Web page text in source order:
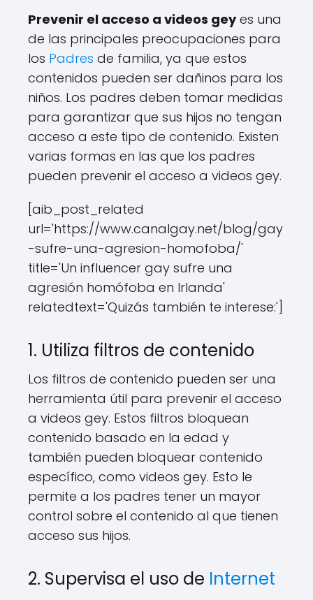
Prevenir el acceso a videos geyes una
de las principales preocupaciones para
los Padres de familia, ya que estos
contenidos pueden ser dañinos para los
niños. Los padres deben tomar medidas
para garantizar que sus hijos no tengan
acceso a este tipo de contenido. Existen
varias formas en las que los padres
pueden prevenir el acceso a videos gey.
[aib_post_related
url='https://www.canalgay.net/blog/gay
-sufre-una-agresion-homofoba/'
title='Un influencer gay sufre una
agresión homófoba en Irlanda'
relatedtext='Quizás también te interese:']
1. Utiliza filtros de contenido
Los filtros de contenido pueden ser una
herramienta útil para prevenir el acceso
a videos gey. Estos filtros bloquean
contenido basado en la edad y
también pueden bloquear contenido
específico, como videos gey. Esto le
permite a los padres tener un mayor
control sobre el contenido al que tienen
acceso sus hijos.
2. Supervisa el uso de Internet